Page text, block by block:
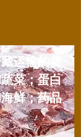
运输的货
菜；蛋白
鲜；药品